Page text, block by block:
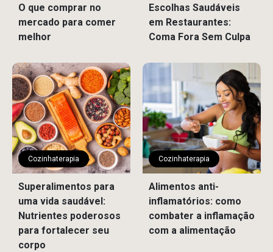
O que comprar no
mercado para comer
melhor
Escolhas Saudáveis
em Restaurantes:
Coma Fora Sem Culpa
Cozinhaterapia
Superalimentos para
uma vida saudável:
Nutrientes poderosos
para fortalecer seu
corpo
Cozinhaterapia
Alimentos anti-
inflamatórios: como
combater a inflamação
com a alimentação